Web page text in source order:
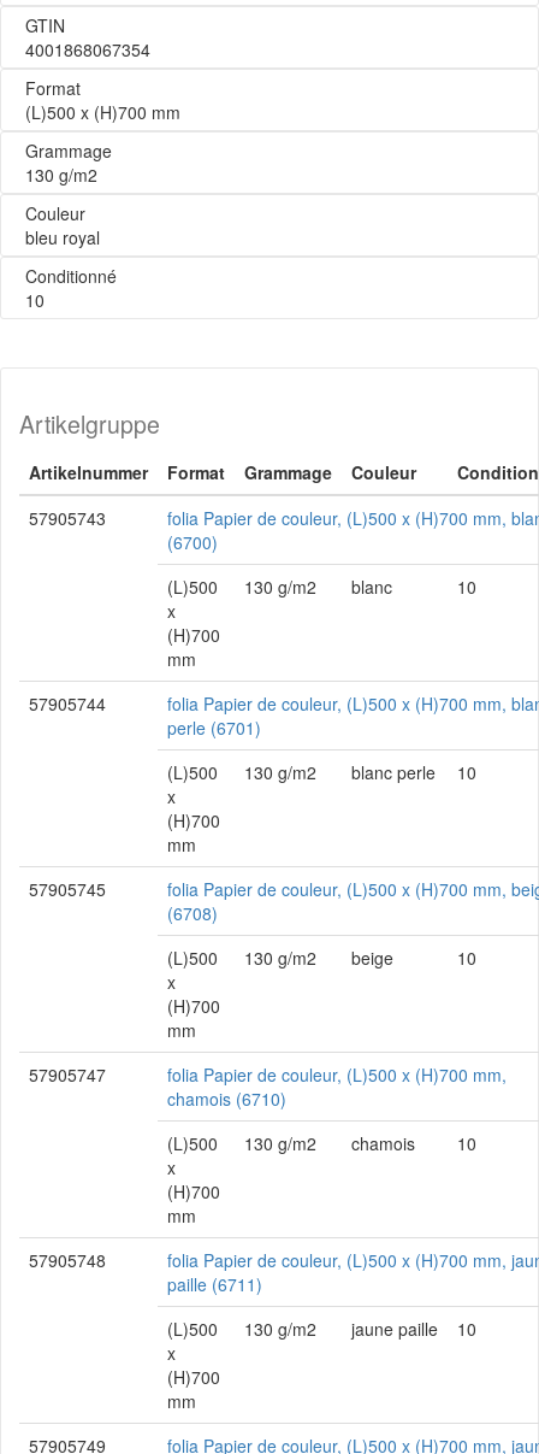
GTIN
4001868067354
Format
(L)500 x (H)700 mm
Grammage
130 g/m2
Couleur
bleu royal
Conditionné
10
Artikelgruppe
Artikelnummer Format Grammage Couleur
57905743
folia Papier de couleur, (L)500 x (H)700 mm,
(6700)
(L)500
x
(H)700
mm
130 g/m2 blanc 10
57905744
folia Papier de couleur, (L)500 x (H)700 mm,
perle (6701)
(L)500
x
(H)700
mm
130 g/m2 blanc perle 10
57905745
folia Papier de couleur, (L)500 x (H)700 mm,
(6708)
(L)500
x
(H)700
mm
130 g/m2 beige 10
57905747
folia Papier de couleur, (L)500 x (H)700 mm,
chamois (6710)
(L)500
x
(H)700
mm
130 g/m2 chamois 10
57905748
folia Papier de couleur, (L)500 x (H)700 mm,
paille (6711)
(L)500
x
(H)700
mm
130 g/m2 jaune paille 10
57905749 folia Papier de couleur, (L)500 x (H)700 mm,